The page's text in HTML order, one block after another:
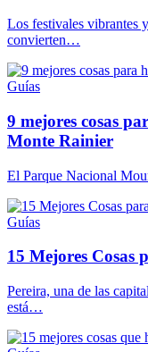
Los festivales vibrantes
convierten…
Guías
9 mejores cosas
Monte Rainier
El Parque Nacional
Guías
15 Mejores Cosas
Pereira, una de las
está…